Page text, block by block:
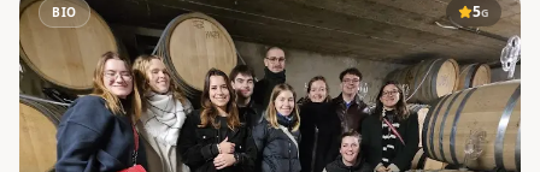
BIO 5G